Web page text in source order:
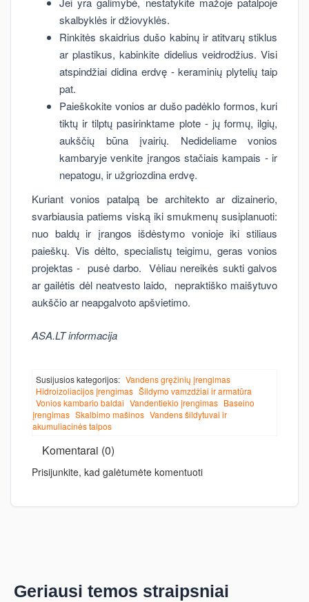
skalbyklės ir džiovyklės.
Rinkitės skaidrius dušo kabinų ir atitvarų stiklus
ar plastikus, kabinkite didelius veidrodžius. Visi
atspindžiai didina erdvę - keraminių plytelių taip
pat.
Paieškokite vonios ar dušo padėklo formos, kuri
tiktų ir tilptų pasirinktame plote - jų formų, ilgių,
aukščių būna įvairių. Nedideliame vonios
kambaryje venkite įrangos stačiais kampais - ir
nepatogu, ir užgriozdina erdvę.
Kuriant vonios patalpą be architekto ar dizainerio,
svarbiausia patiems viską iki smukmenų susiplanuoti:
nuo baldų ir įrangos išdėstymo vonioje iki stiliaus
paieškų. Vis dėlto, specialistų teigimu, geras vonios
projektas - pusė darbo. Vėliau nereikės sukti galvos
ar gailėtis dėl neatvesto laido, nepraktiško maišytuvo
aukščio ar neapgalvoto apšvietimo.
ASA.LT informacija
Susijusios kategorijos: Vandens gręžinių įrengimas
Hidroizoliacijos įrengimas Šildymo vamzdžiai ir armatūra
Vonios kambario baldai Vandentiekio įrengimas Baseino
įrengimas Skalbimo mašinos Vandens šildytuvai ir
akumuliacinės talpos
Komentarai (0)
Prisijunkite, kad galėtumėte komentuoti
Geriausi temos straipsniai